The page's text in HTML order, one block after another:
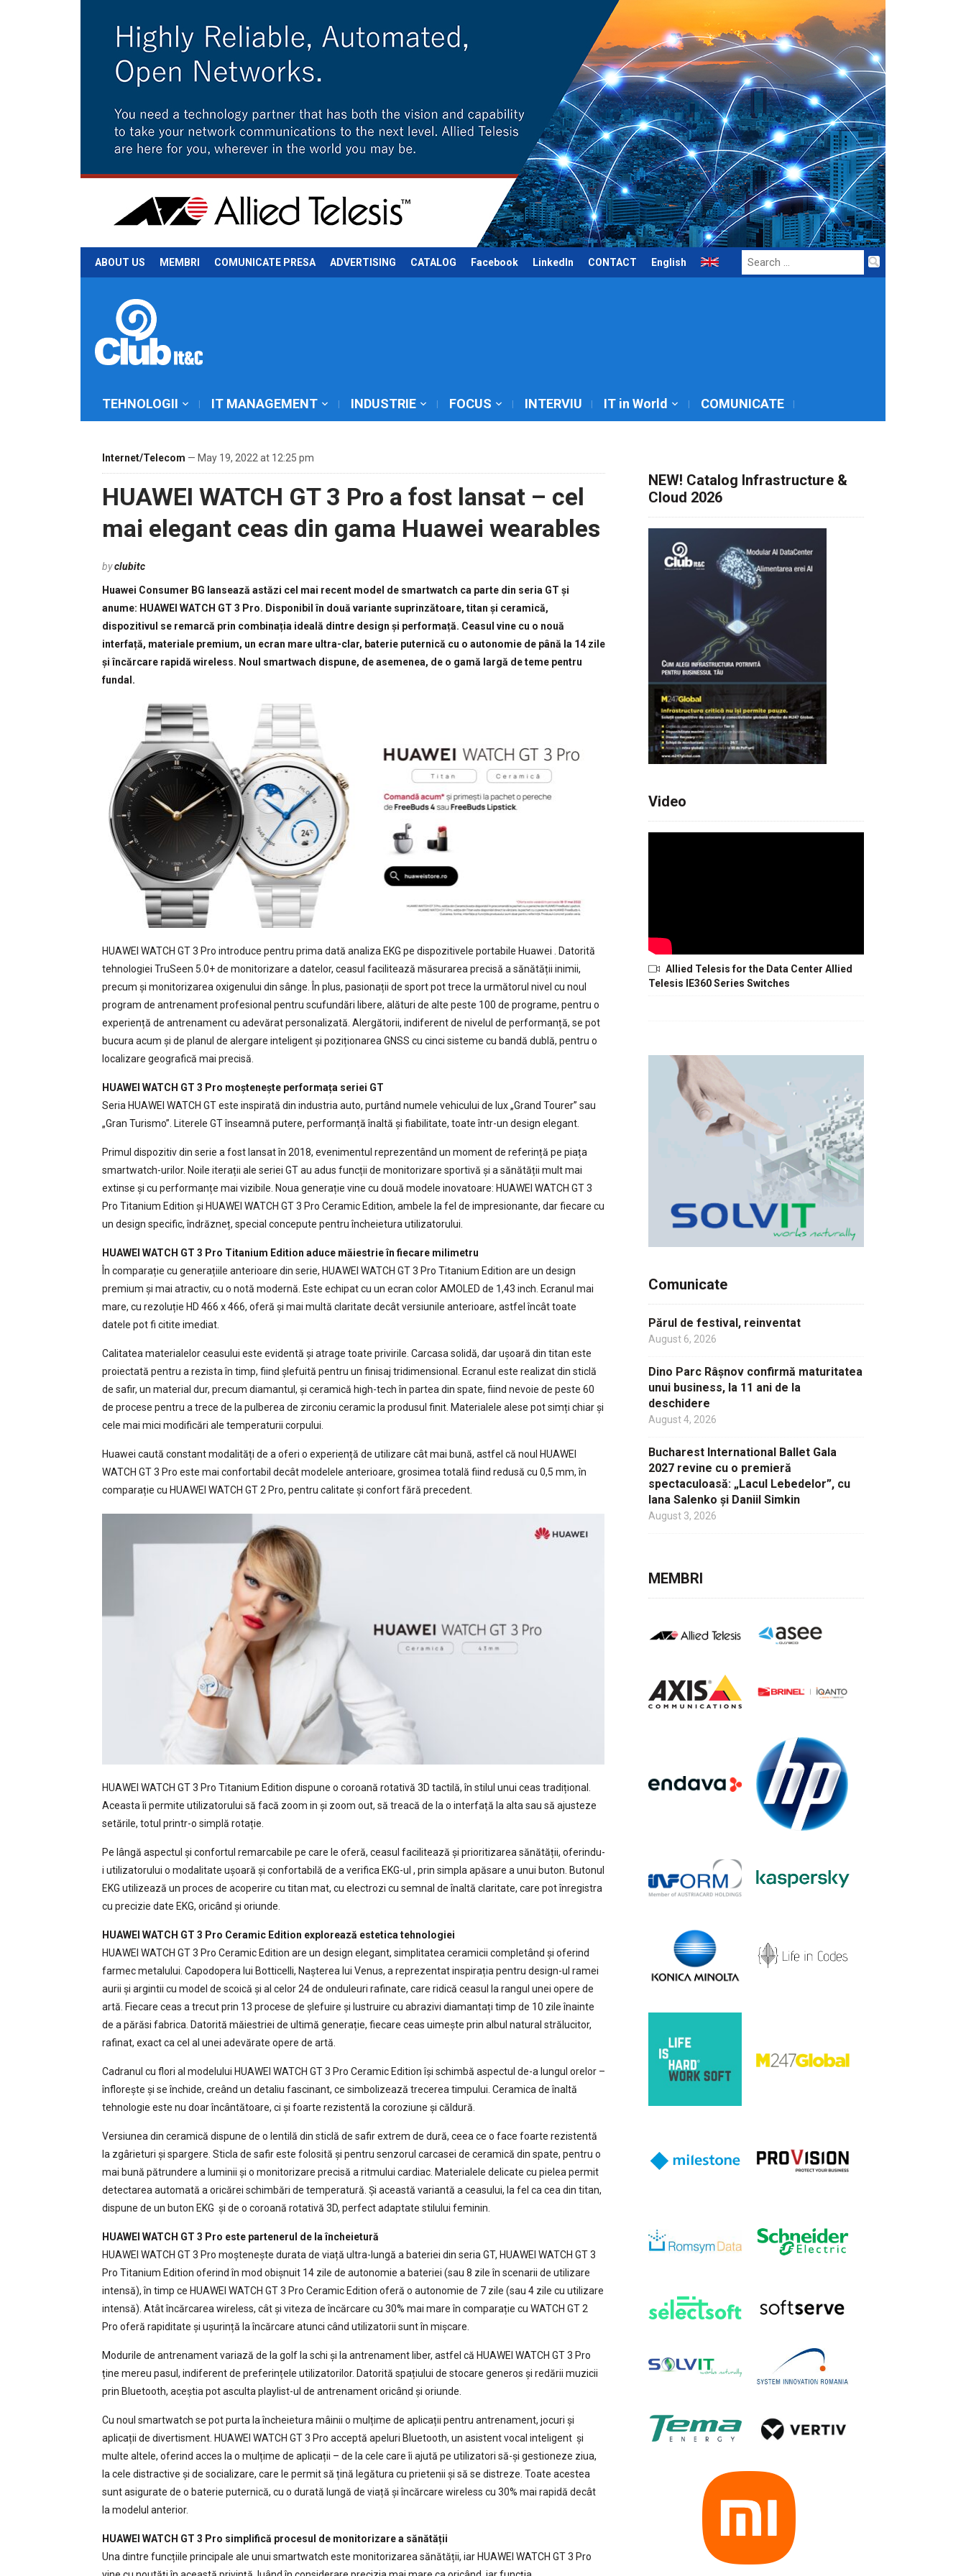
ABOUT US MEMBRI COMUNICATE PRESA ADVERTISING CATALOG Facebook LinkedIn CONTACT English
Search
for:
TEHNOLOGII IT MANAGEMENT INDUSTRIE FOCUS INTERVIU IT in World COMUNICATE
Internet/Telecom — May 19, 2022 at 12:25 pm
HUAWEI WATCH GT 3 Pro a fost lansat – cel
mai elegant ceas din gama Huawei wearables
byclubitc
Huawei Consumer BG lansează astăzi cel mai recent model de smartwatch ca parte din seria GT și
anume: HUAWEI WATCH GT 3 Pro. Disponibil în două variante suprinzătoare, titan și ceramică,
dispozitivul se remarcă prin combinația ideală dintre design și performață. Ceasul vine cu o nouă
interfață, materiale premium, un ecran mare ultra-clar, baterie puternică cu o autonomie de până la 14 zile
și încărcare rapidă wireless. Noul smartwach dispune, de asemenea, de o gamă largă de teme pentru
fundal.
HUAWEI WATCH GT 3 Pro introduce pentru prima dată analiza EKG pe dispozitivele portabile Huawei . Datorită
tehnologiei TruSeen 5.0+ de monitorizare a datelor, ceasul facilitează măsurarea precisă a sănătății inimii,
precum și monitorizarea oxigenului din sânge. În plus, pasionații de sport pot trece la următorul nivel cu noul
program de antrenament profesional pentru scufundări libere, alături de alte peste 100 de programe, pentru o
experiență de antrenament cu adevărat personalizată. Alergătorii, indiferent de nivelul de performanță, se pot
bucura acum și de planul de alergare inteligent și poziționarea GNSS cu cinci sisteme cu bandă dublă, pentru o
localizare geografică mai precisă.
HUAWEI WATCH GT 3 Pro moștenește performața seriei GT
Seria HUAWEI WATCH GT este inspirată din industria auto, purtând numele vehicului de lux „Grand Tourer” sau
„Gran Turismo”. Literele GT înseamnă putere, performanță înaltă și fiabilitate, toate într-un design elegant.
Primul dispozitiv din serie a fost lansat în 2018, evenimentul reprezentând un moment de referință pe piața
smartwatch-urilor. Noile iterații ale seriei GT au adus funcții de monitorizare sportivă și a sănătății mult mai
extinse și cu performanțe mai vizibile. Noua generație vine cu două modele inovatoare: HUAWEI WATCH GT 3
Pro Titanium Edition și HUAWEI WATCH GT 3 Pro Ceramic Edition, ambele la fel de impresionante, dar fiecare cu
un design specific, îndrăzneț, special concepute pentru încheietura utilizatorului.
HUAWEI WATCH GT 3 Pro Titanium Edition aduce măiestrie în fiecare milimetru
În comparație cu generațiile anterioare din serie, HUAWEI WATCH GT 3 Pro Titanium Edition are un design
premium și mai atractiv, cu o notă modernă. Este echipat cu un ecran color AMOLED de 1,43 inch. Ecranul mai
mare, cu rezoluție HD 466 x 466, oferă și mai multă claritate decât versiunile anterioare, astfel încât toate
datele pot fi citite imediat.
Calitatea materialelor ceasului este evidentă și atrage toate privirile. Carcasa solidă, dar ușoară din titan este
proiectată pentru a rezista în timp, fiind șlefuită pentru un finisaj tridimensional. Ecranul este realizat din sticlă
de safir, un material dur, precum diamantul, și ceramică high-tech în partea din spate, fiind nevoie de peste 60
de procese pentru a trece de la pulberea de zirconiu ceramic la produsul finit. Materialele alese pot simți chiar și
cele mai mici modificări ale temperaturii corpului.
Huawei caută constant modalități de a oferi o experiență de utilizare cât mai bună, astfel că noul HUAWEI
WATCH GT 3 Pro este mai confortabil decât modelele anterioare, grosimea totală fiind redusă cu 0,5 mm, în
comparație cu HUAWEI WATCH GT 2 Pro, pentru calitate și confort fără precedent.
HUAWEI WATCH GT 3 Pro Titanium Edition dispune o coroană rotativă 3D tactilă, în stilul unui ceas tradițional.
Aceasta îi permite utilizatorului să facă zoom in și zoom out, să treacă de la o interfață la alta sau să ajusteze
setările, totul printr-o simplă rotație.
Pe lângă aspectul și confortul remarcabile pe care le oferă, ceasul facilitează și prioritizarea sănătății, oferindu-
i utilizatorului o modalitate ușoară și confortabilă de a verifica EKG-ul , prin simpla apăsare a unui buton. Butonul
EKG utilizează un proces de acoperire cu titan mat, cu electrozi cu semnal de înaltă claritate, care pot înregistra
cu precizie date EKG, oricând și oriunde.
HUAWEI WATCH GT 3 Pro Ceramic Edition explorează estetica tehnologiei
HUAWEI WATCH GT 3 Pro Ceramic Edition are un design elegant, simplitatea ceramicii completând și oferind
farmec metalului. Capodopera lui Botticelli, Nașterea lui Venus, a reprezentat inspirația pentru design-ul ramei
aurii și argintii cu model de scoică și al celor 24 de onduleuri rafinate, care ridică ceasul la rangul unei opere de
artă. Fiecare ceas a trecut prin 13 procese de șlefuire și lustruire cu abrazivi diamantați timp de 10 zile înainte
de a părăsi fabrica. Datorită măiestriei de ultimă generație, fiecare ceas uimește prin albul natural strălucitor,
rafinat, exact ca cel al unei adevărate opere de artă.
Cadranul cu flori al modelului HUAWEI WATCH GT 3 Pro Ceramic Edition își schimbă aspectul de-a lungul orelor –
înflorește și se închide, creând un detaliu fascinant, ce simbolizează trecerea timpului. Ceramica de înaltă
tehnologie este nu doar încântătoare, ci și foarte rezistentă la coroziune și căldură.
Versiunea din ceramică dispune de o lentilă din sticlă de safir extrem de dură, ceea ce o face foarte rezistentă
la zgârieturi și spargere. Sticla de safir este folosită și pentru senzorul carcasei de ceramică din spate, pentru o
mai bună pătrundere a luminii și o monitorizare precisă a ritmului cardiac. Materialele delicate cu pielea permit
detectarea automată a oricărei schimbări de temperatură. Și această variantă a ceasului, la fel ca cea din titan,
dispune de un buton EKG și de o coroană rotativă 3D, perfect adaptate stilului feminin.
HUAWEI WATCH GT 3 Pro este partenerul de la încheietură
HUAWEI WATCH GT 3 Pro moștenește durata de viață ultra-lungă a bateriei din seria GT, HUAWEI WATCH GT 3
Pro Titanium Edition oferind în mod obișnuit 14 zile de autonomie a bateriei (sau 8 zile în scenarii de utilizare
intensă), în timp ce HUAWEI WATCH GT 3 Pro Ceramic Edition oferă o autonomie de 7 zile (sau 4 zile cu utilizare
intensă). Atât încărcarea wireless, cât și viteza de încărcare cu 30% mai mare în comparație cu WATCH GT 2
Pro oferă rapiditate și ușurință la încărcare atunci când utilizatorii sunt în mișcare.
Modurile de antrenament variază de la golf la schi și la antrenament liber, astfel că HUAWEI WATCH GT 3 Pro
ține mereu pasul, indiferent de preferințele utilizatorilor. Datorită spațiului de stocare generos și redării muzicii
prin Bluetooth, aceștia pot asculta playlist-ul de antrenament oricând și oriunde.
Cu noul smartwatch se pot purta la încheietura mâinii o mulțime de aplicații pentru antrenament, jocuri și
aplicații de divertisment. HUAWEI WATCH GT 3 Pro acceptă apeluri Bluetooth, un asistent vocal inteligent și
multe altele, oferind acces la o mulțime de aplicații – de la cele care îi ajută pe utilizatori să-și gestioneze ziua,
la cele distractive și de socializare, care le permit să țină legătura cu prietenii și să se distreze. Toate acestea
sunt asigurate de o baterie puternică, cu o durată lungă de viață și încărcare wireless cu 30% mai rapidă decât
la modelul anterior.
HUAWEI WATCH GT 3 Pro simplifică procesul de monitorizare a sănătății
Una dintre funcțiile principale ale unui smartwatch este monitorizarea sănătății, iar HUAWEI WATCH GT 3 Pro
NEW! Catalog Infrastructure &
Cloud 2026
Video
Allied Telesis for the Data Center Allied
Telesis IE360 Series Switches
Comunicate
Părul de festival, reinventat
August 6, 2026
Dino Parc Râșnov confirmă maturitatea
unui business, la 11 ani de la
deschidere
August 4, 2026
Bucharest International Ballet Gala
2027 revine cu o premieră
spectaculoasă: „Lacul Lebedelor”, cu
Iana Salenko și Daniil Simkin
August 3, 2026
MEMBRI